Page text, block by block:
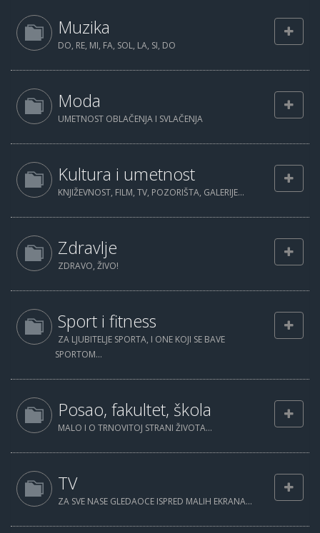
Muzika
DO, RE, MI, FA, SOL, LA, SI, DO
Moda
UMETNOST OBLAČENJA I SVLAČENJA
Kultura i umetnost
KNJIŽEVNOST, FILM, TV, POZORIŠTA, GALERIJE...
Zdravlje
ZDRAVO, ŽIVO!
Sport i fitness
ZA LJUBITELJE SPORTA, I ONE KOJI SE BAVE
SPORTOM...
Posao, fakultet, škola
MALO I O TRNOVITOJ STRANI ŽIVOTA...
TV
ZA SVE NASE GLEDAOCE ISPRED MALIH EKRANA...